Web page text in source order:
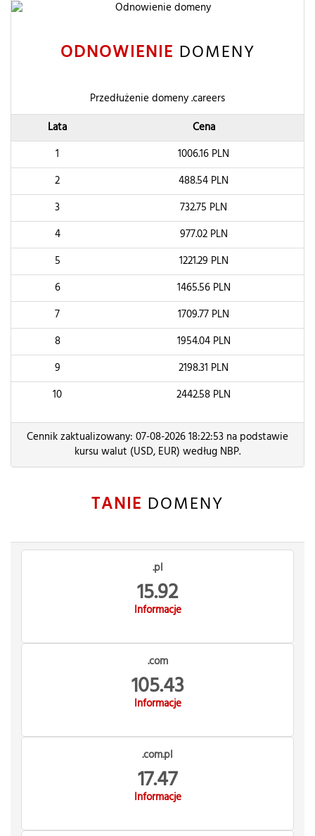
ODNOWIENIE DOMENY
Przedłużenie domeny .careers
Lata
Cena
1
1006.16 PLN
2
488.54 PLN
3
732.75 PLN
4
977.02PLN
5
1221.29 PLN
6
1465.56PLN
7
1709.77 PLN
8
1954.04PLN
9
2198.31 PLN
10
2442.58 PLN
Cennik zaktualizowany: 07-08-2026 18:22:53 na podstawie
kursu walut (USD, EUR) według NBP.
TANIE DOMENY
.pl
15.92
Informacje
.com
105.43
Informacje
.com.pl
17.47
Informacje